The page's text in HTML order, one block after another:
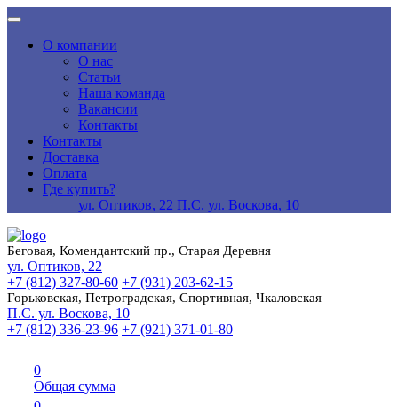
О компании
О нас
Статьи
Наша команда
Вакансии
Контакты
Контакты
Доставка
Оплата
Где купить?
ул. Оптиков, 22 П.С. ул. Воскова, 10
Беговая, Комендантский пр., Старая Деревня
ул. Оптиков, 22
+7 (812) 327-80-60 +7 (931) 203-62-15
Горьковская, Петроградская, Спортивная, Чкаловская
П.С. ул. Воскова, 10
+7 (812) 336-23-96 +7 (921) 371-01-80
0
Общая сумма